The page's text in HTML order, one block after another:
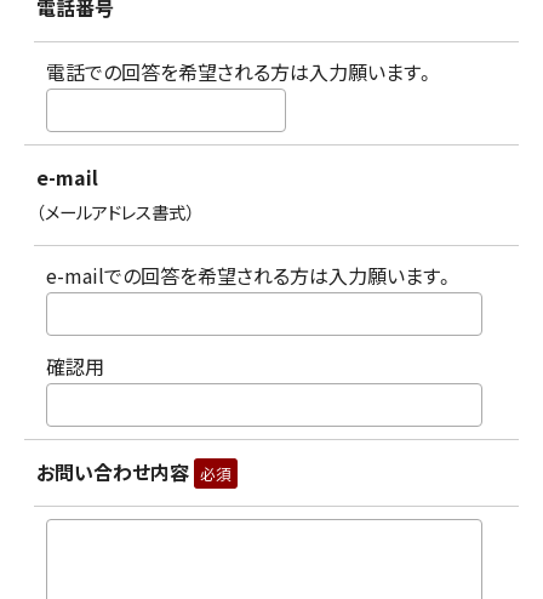
電話番号
電話での回答を希望される方は入力願います。
e-mail
（メールアドレス書式）
e-mailでの回答を希望される方は入力願います。
確認用
お問い合わせ内容 必須